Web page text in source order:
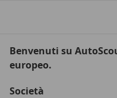
Benvenuti su
europeo.
Società